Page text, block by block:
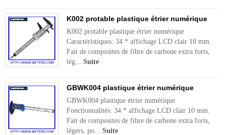
K002 protable plastique étrier numérique
K002 protable plastique étrier numérique
Caractéristiques: 34 * affichage LCD clair 10 mm.
Fait de composites de fibre de carbone extra forts,
lég... Suite
GBWK004 plastique étrier numérique
GBWK004 plastique étrier numérique
Fonctionnalités: 34 * affichage LCD clair 10 mm.
Fait de composites de fibre de carbone extra forts,
légers, po... Suite